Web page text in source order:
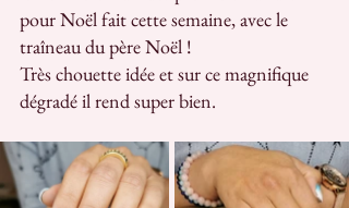
pour Noël fait cette semaine, avec le
traîneau du père Noël !
Très chouette idée et sur ce magnifique
dégradé il rend super bien.